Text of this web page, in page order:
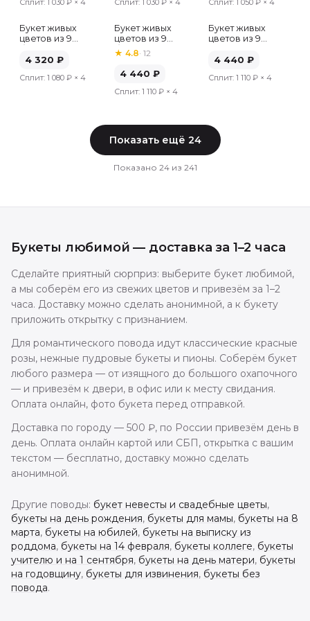
Сплит: 1 030 ₽ × 4 Сплит: 1 030 ₽× 4 Сплит:1 050 ₽ × 4
Букет живых
цветов из 9
Эквадор, 50 см
4 320 ₽
Сплит: 1 080 ₽ × 4
Букет живых
цветов из 9
белых роз,
Эквадор, 50 см
★ 4.8· 12
4 440 ₽
Сплит: 1 110 ₽× 4
Букет живых
цветов из 9
Эквадор, 50 см
4 440 ₽
Сплит:1 110 ₽ × 4
Показать ещё 24
Показано 24из 241
Букеты любимой — доставка за 1–2 часа
Сделайте приятный сюрприз: выберите букет любимой,
а мы соберём его из свежих цветов и привезём за 1–2
часа. Доставку можно сделать анонимной, а к букету
приложить открытку с признанием.
Для романтического повода идут классические красные
розы, нежные пудровые букеты и пионы. Соберём букет
любого размера — от изящного до большого охапочного
— и привезём к двери, в офис или к месту свидания.
Оплата онлайн, фото букета перед отправкой.
Доставка по городу — 500 ₽, по России привезём день в
день. Оплата онлайн картой или СБП, открытка с вашим
текстом — бесплатно, доставку можно сделать
анонимной.
Другие поводы: букет невесты и свадебные цветы,
букеты на день рождения, букеты для мамы, букеты на 8
марта, букеты на юбилей, букеты на выписку из
роддома, букеты на 14 февраля, букеты коллеге, букеты
учителю и на 1 сентября, букеты на день матери, букеты
на годовщину, букеты для извинения, букеты без
повода.